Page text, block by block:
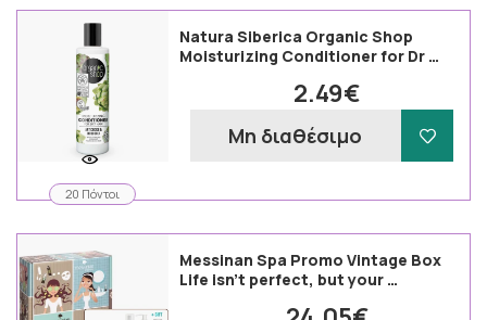
20 Πόντοι
Natura Siberica Organic Shop
Moisturizing Conditioner for Dr …
2.49€
Μη διαθέσιμο
Messinan Spa Promo Vintage Box
Life isn't perfect, but your …